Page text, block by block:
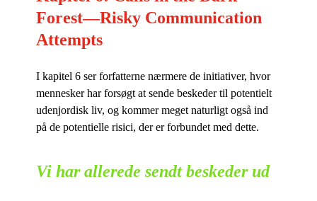
Forest—Risky Communication
Attempts
I ka­pi­tel 6 ser for­fat­ter­ne nær­me­re de ini­ti­a­ti­ver, hvor
men­ne­sker har for­søgt at sen­de be­ske­der til po­ten­ti­elt
udenjor­disk liv, og kom­mer me­get na­tur­ligt også ind
på de po­ten­ti­el­le ri­si­ci, der er for­bun­det med dette.
Vi har allerede sendt beskeder ud